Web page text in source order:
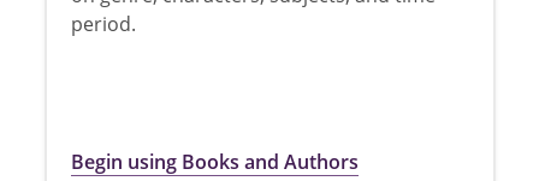
period.
Begin using Books and Authors